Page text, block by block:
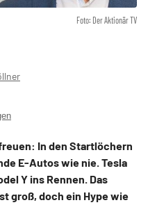
Foto: Der Aktionär TV
In den Startlöchern
E-Autos wie nie. Tesla
Y ins Rennen. Das
groß, doch ein Hype wie